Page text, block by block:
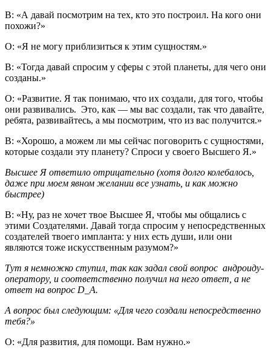
В: «А давай посмотрим на тех, кто это построил. На кого они
похожи?»
О: «Я не могу приблизиться к этим сущностям.»
В: «Тогда давай спросим у сферы с этой планеты, для чего они
созданы.»
О: «Развитие. Я так понимаю, что их создали, для того, чтобы
они развивались. Это, как — мы вас создали, так что давайте,
ребята, развивайтесь, а мы посмотрим, что из вас получится.»
В: «Хорошо, а можем ли мы сейчас поговорить с сущностями,
которые создали эту планету? Спроси у своего Высшего Я.»
Высшее Я ответило отрицательно (хотя долго колебалось,
даже при моем явном желании все узнать, и как можно
быстрее)
В: «Ну, раз не хочет твое Высшее Я, чтобы мы общались с
этими Создателями. Давай тогда спросим у непосредственных
создателей твоего импланта: у них есть души, или они
являются тоже искусственным разумом?»
Тут я немножко ступил, так как задал свой вопрос андроиду-
оператору, и соответственно получил на него ответ, а не
ответ на вопрос D_A.
А вопрос был следующим: «Для чего создали непосредственно
тебя?»
О: «Для развития, для помощи. Вам нужно.»